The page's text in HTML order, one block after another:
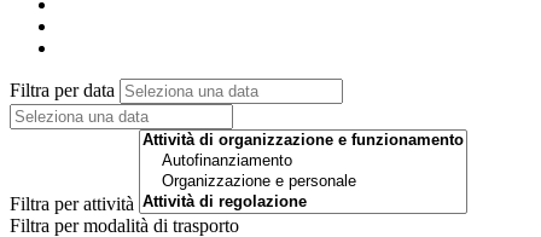
Filtra per data
Filtra per attività
Filtra per modalità di trasporto